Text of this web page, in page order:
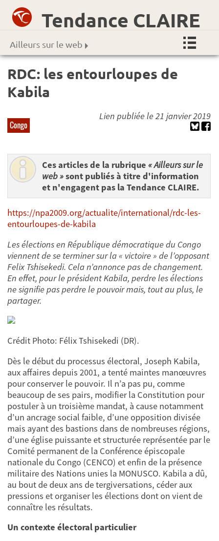
Tendance CLAIRE
Ailleurs sur le web
RDC: les entourloupes de
Kabila
Congo
Lien publiée le 21 janvier 2019
Ces articles de la rubrique « Ailleurs sur le
web »sont publiés à titre d'information
et n'engagent pas la Tendance CLAIRE.
https://npa2009.org/actualite/international/rdc-les-
entourloupes-de-kabila
Les élections en République démocratique du Congo
viennent de se terminer sur la « victoire » de l’opposant
Felix Tshisekedi. Cela n’annonce pas de changement.
En effet, pour le président Kabila, perdre les élections
ne signifie pas perdre le pouvoir mais, tout au plus, le
partager.
Crédit Photo: Félix Tshisekedi (DR).
Dès le début du processus électoral, Joseph Kabila,
aux affaires depuis 2001, a tenté maintes manœuvres
pour conserver le pouvoir. Il n’a pas pu, comme
beaucoup de ses pairs, modifier la Constitution pour
postuler à un troisième mandat, à cause notamment
d’un ancrage social faible, d’une opposition divisée
mais ayant des bastions dans de nombreuses régions,
d’une église puissante et structurée représentée par le
Comité permanent de la Conférence épiscopale
nationale du Congo (CENCO) et enfin de la présence
militaire des Nations unies la MONUSCO. Kabila a dû,
au bout de deux ans de tergiversations, céder aux
pressions et organiser les élections dont on vient de
connaître les résultats.
Un contexte électoral particulier